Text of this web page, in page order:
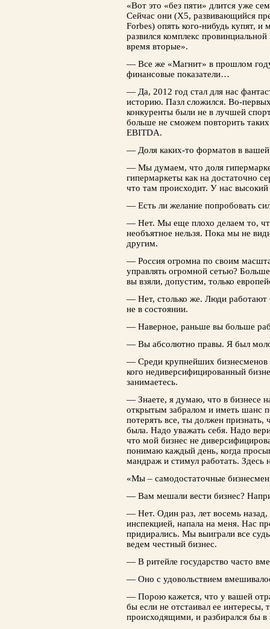
«Вот это «без пяти» длится уже
Сейчас они (X5, развивающийся
Forbes) опять кого-нибудь купят,
развился комплекс
время вторые».
— Все же «Магнит» в прошлом
финансовые показатели…
— Да, 2012 год стал для нас
историю. Пазл сложился. Во-
конкуренты были не в лучшей
больше не сможем повторить
EBITDA.
— Доля каких-то форматов в вашей
— Мы думаем, что доля
гипермаркеты как на достаточно
что там происходит. У нас
— Есть ли желание попробовать
— Нет. Мы еще плохо делаем то,
необъятное нельзя. Пока мы не
другим.
— Россия огромна по своим
управлять огромной сетью?
вы взяли, допустим, только
— Нет, столько же. Люди работают
не в состоянии.
— Наверное, раньше вы больше
— Вы абсолютно правы. Я был
— Среди крупнейших бизнесменов
кого недиверсифицированный
занимаетесь.
— Знаете, я думаю, что в бизнесе
открытым забралом и иметь шанс
потерять все, ты должен признать,
была. Надо уважать себя. Надо
что мой бизнес не
понимаю каждый день, когда
мандраж и стимул работать. Здесь
«Мы – самодостаточные
— Вам мешали вести бизнес?
— Нет. Один раз, лет восемь назад,
инспекцией, напала на меня. Нас
придирались. Мы выиграли все
ведем честный бизнес.
— В ритейле государство часто
— Оно с удовольствием
— Порою кажется, что у вашей
бы если не отстаивал ее
происходящими, и разбирался бы